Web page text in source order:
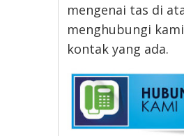
mengenai tas di
menghubungi
kontak yang ada.